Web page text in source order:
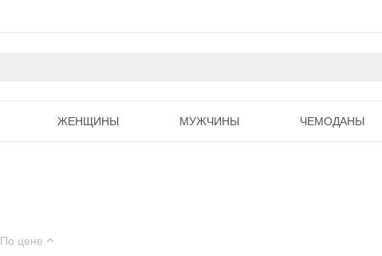
ЖЕНЩИНЫ МУЖЧИНЫ ЧЕМОДАНЫ
По цене